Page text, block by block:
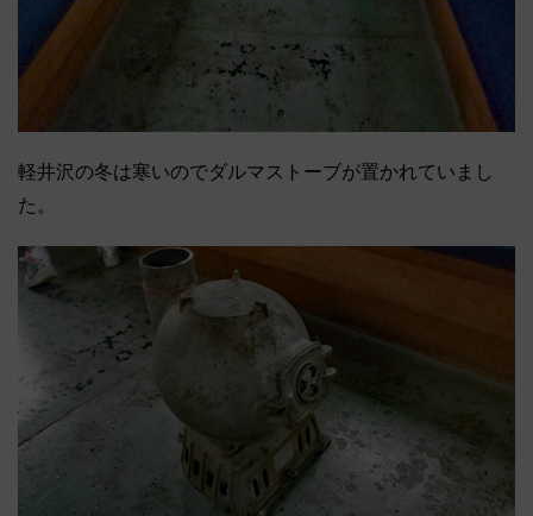
軽井沢の冬は寒いのでダルマストーブが置かれていまし
た。